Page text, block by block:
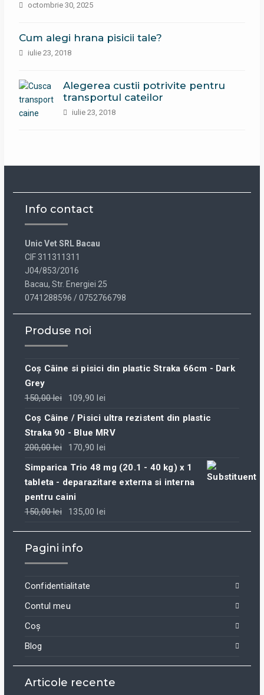
octombrie 30, 2025
Cum alegi hrana pisicii tale?
iulie 23, 2018
Alegerea custii potrivite pentru
transportul cateilor
iulie 23, 2018
Info contact
Unic Vet SRL Bacau
CIF 311311311
J04/853/2016
Bacau, Str. Energiei 25
0741288596 / 0752766798
Produse noi
Coș Câine si pisici din plastic Straka 66cm - Dark
Grey
150,00lei 109,90 lei
Coș Câine / Pisici ultra rezistent din plastic
Straka 90 - Blue MRV
200,00lei 170,90 lei
Simparica Trio 48 mg (20.1 - 40 kg) x 1
tableta - deparazitare externa si interna
pentru caini
150,00lei 135,00 lei
Pagini info
Confidentialitate
Contul meu
Coș
Blog
Articole recente